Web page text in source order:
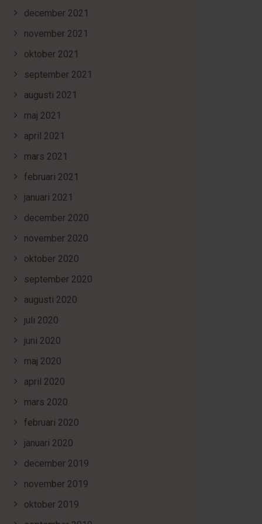
december 2021
november 2021
oktober 2021
september 2021
augusti 2021
maj 2021
april 2021
mars 2021
februari 2021
januari 2021
december 2020
november 2020
oktober 2020
september 2020
augusti 2020
juli 2020
juni 2020
maj 2020
april 2020
mars 2020
februari 2020
januari 2020
december 2019
november 2019
oktober 2019